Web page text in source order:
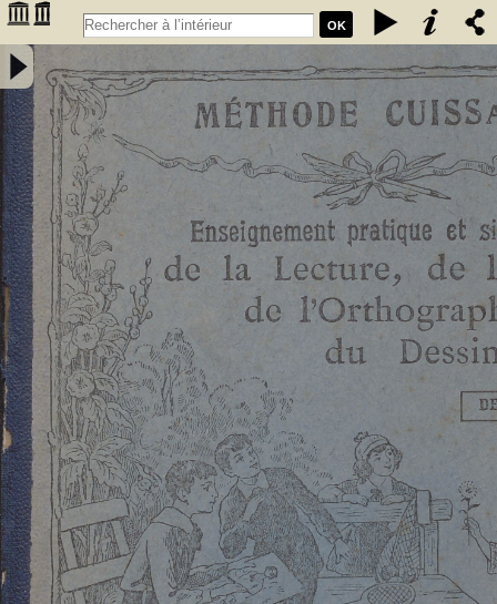
OK
Enseignement pratique et simultané de la lecture de l'écriture, de
l'orthographe et du dessin. Deuxième livret, Etude des sons et des
articulations composés : méthode rationnelle préparant les enfants à
la lecture expressive et à l'intelligence de la langue : contenant 76
vignettes et des notions élémentaires de dessin / par E. Cuissart,... ;
d'après la méthode de M. Lacabe,.... - [nouv. éd.] - Cuissart, Eugène
(1835-1896). Auteur